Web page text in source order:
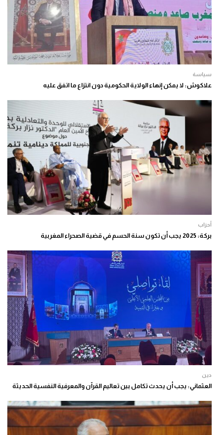
سياسة
علاكوش: لا يمكن إنهاء الولاية الحكومية دون انتزاع ما اتفق عليه
أحزاب
بركة: 2025 يجب أن تكون سنة الحسم في قضية الصحراء المغربية
دين
العثماني: يجب أن يحدث تكامل بين تعاليم القرآن والمعرفية النفسية الحديثة